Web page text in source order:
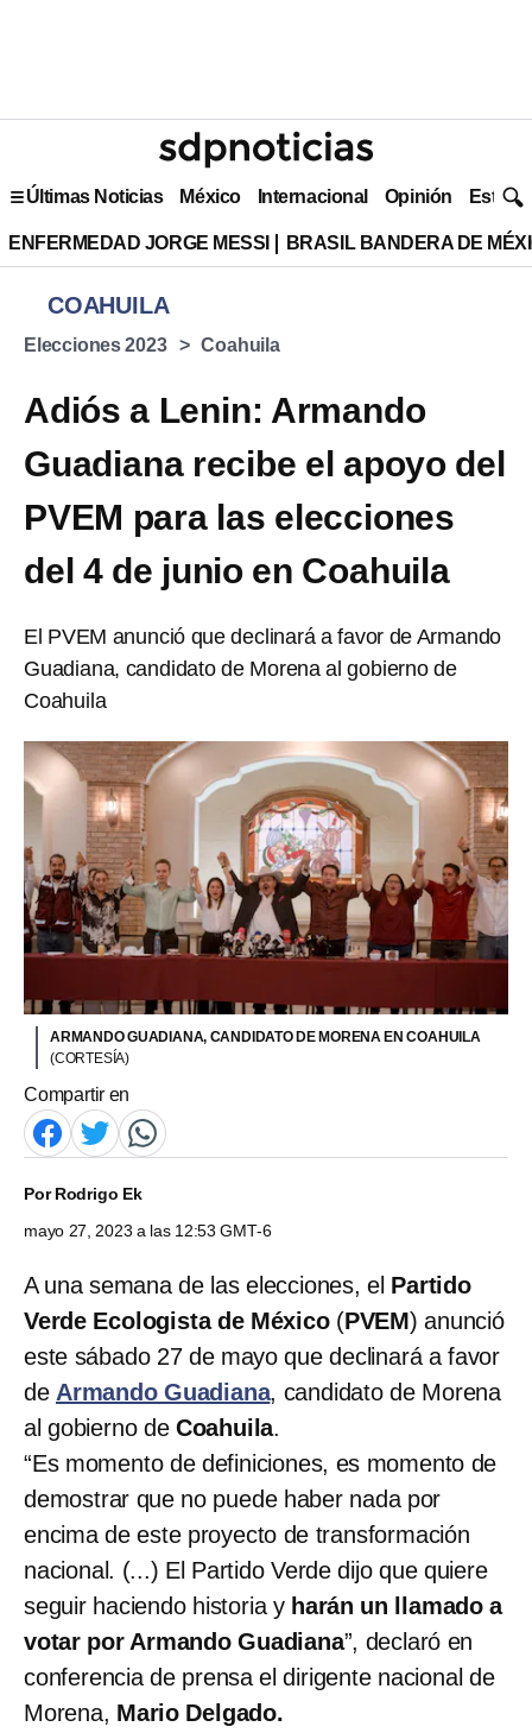
Últimas Noticias México Internacional Opinión Estilo
ENFERMEDAD JORGE MESSI BRASIL BANDERA DE
COAHUILA
Elecciones 2023 Coahuila
Adiós a Lenin: Armando
Guadiana recibe el apoyo del
PVEM para las elecciones
del 4 de junio en Coahuila
El PVEM anunció que declinará a favor de Armando
Guadiana, candidato de Morena al gobierno de
Coahuila
ARMANDO GUADIANA, CANDIDATO DE MORENA EN COAHUILA
(CORTESÍA)
Compartir en
PorRodrigo Ek
mayo 27, 2023 a las 12:53 GMT-6
A una semana de las elecciones, el Partido
Verde Ecologista de México(PVEM) anunció
este sábado 27 de mayo que declinará a favor
de Armando Guadiana, candidato de Morena
al gobierno de Coahuila.
“Es momento de definiciones, es momento de
demostrar que no puede haber nada por
encima de este proyecto de transformación
nacional. (...) El Partido Verde dijo que quiere
seguir haciendo historia y harán un llamado a
votar por Armando Guadiana”, declaró en
conferencia de prensa el dirigente nacional de
Morena, Mario Delgado.